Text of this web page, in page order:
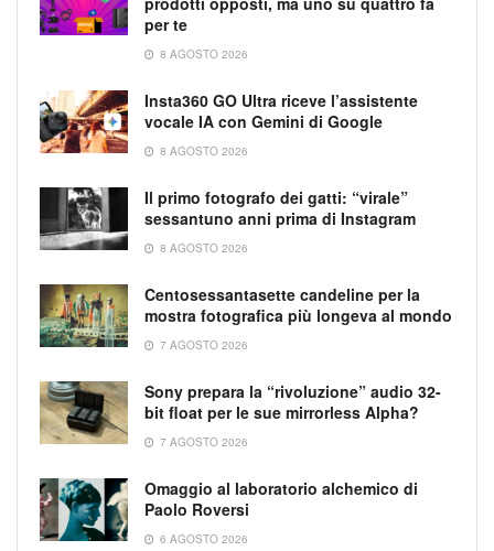
per te
8 AGOSTO 2026
Insta360 GO Ultra riceve l’assistente
vocale IA con Gemini di Google
8 AGOSTO 2026
Il primo fotografo dei gatti: “virale”
sessantuno anni prima di Instagram
8 AGOSTO 2026
Centosessantasette candeline per la
mostra fotografica più longeva al mondo
7 AGOSTO 2026
Sony prepara la “rivoluzione” audio 32-
bit float per le sue mirrorless Alpha?
7 AGOSTO 2026
Omaggio al laboratorio alchemico di
Paolo Roversi
6 AGOSTO 2026